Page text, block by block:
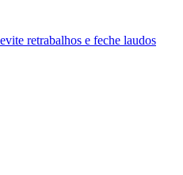
retrabalhos e feche laudos